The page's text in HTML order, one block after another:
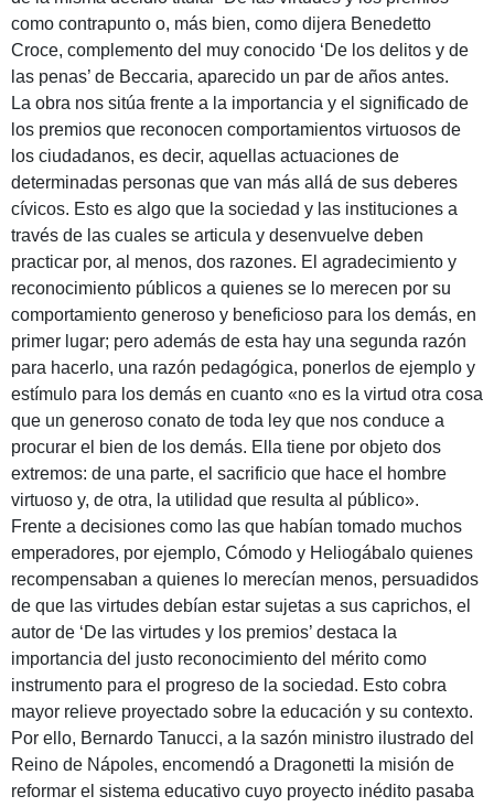
como contrapunto o, más bien, como dijera Benedetto
Croce, complemento del muy conocido ‘De los delitos y de
las penas’ de Beccaria, aparecido un par de años antes.
La obra nos sitúa frente a la importancia y el significado de
los premios que reconocen comportamientos virtuosos de
los ciudadanos, es decir, aquellas actuaciones de
determinadas personas que van más allá de sus deberes
cívicos. Esto es algo que la sociedad y las instituciones a
través de las cuales se articula y desenvuelve deben
practicar por, al menos, dos razones. El agradecimiento y
reconocimiento públicos a quienes se lo merecen por su
comportamiento generoso y beneficioso para los demás, en
primer lugar; pero además de esta hay una segunda razón
para hacerlo, una razón pedagógica, ponerlos de ejemplo y
estímulo para los demás en cuanto «no es la virtud otra cosa
que un generoso conato de toda ley que nos conduce a
procurar el bien de los demás. Ella tiene por objeto dos
extremos: de una parte, el sacrificio que hace el hombre
virtuoso y, de otra, la utilidad que resulta al público».
Frente a decisiones como las que habían tomado muchos
emperadores, por ejemplo, Cómodo y Heliogábalo quienes
recompensaban a quienes lo merecían menos, persuadidos
de que las virtudes debían estar sujetas a sus caprichos, el
autor de ‘De las virtudes y los premios’ destaca la
importancia del justo reconocimiento del mérito como
instrumento para el progreso de la sociedad. Esto cobra
mayor relieve proyectado sobre la educación y su contexto.
Por ello, Bernardo Tanucci, a la sazón ministro ilustrado del
Reino de Nápoles, encomendó a Dragonetti la misión de
reformar el sistema educativo cuyo proyecto inédito pasaba